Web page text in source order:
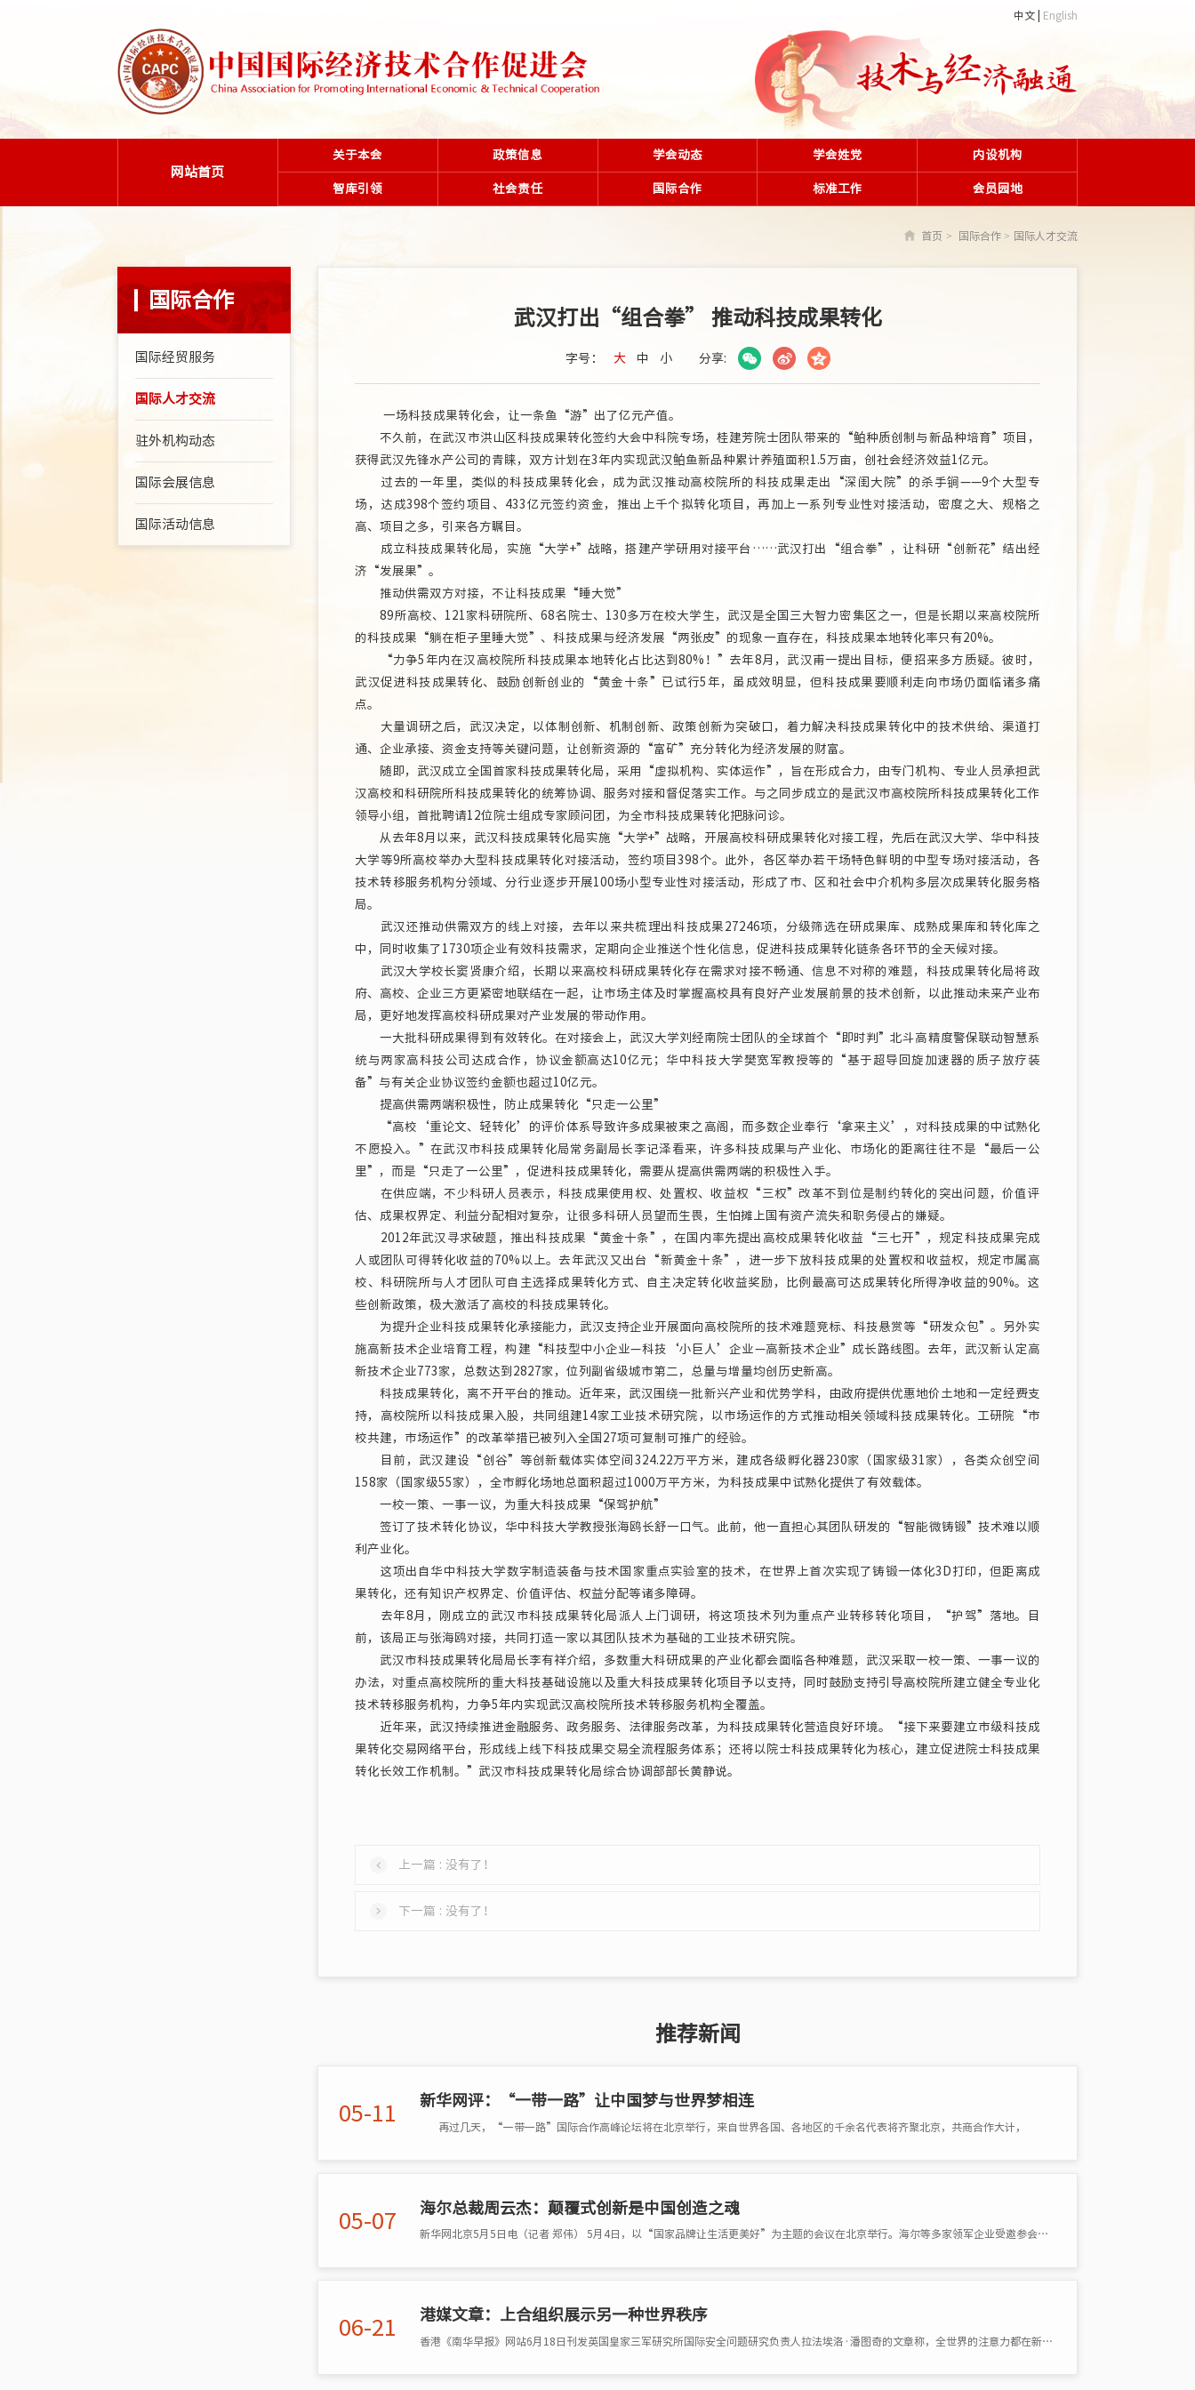
中文 English
网站首页
关于本会 政策信息 学会动态 学会姓党 内设机构
智库引领 社会责任 国际合作 标准工作 会员园地
首页 国际合作 国际人才交流
国际合作
国际经贸服务
国际人才交流
驻外机构动态
国际会展信息
国际活动信息
武汉打出“组合拳” 推动科技成果转化
字号： 大 中 小 分享:
一场科技成果转化会，让一条鱼“游”出了亿元产值。
不久前，在武汉市洪山区科技成果转化签约大会中科院专场，桂建芳院士团队带来的“鲌种质创制与新品种培育”项目，
获得武汉先锋水产公司的青睐，双方计划在3年内实现武汉鲌鱼新品种累计养殖面积1.5万亩，创社会经济效益1亿元。
过去的一年里，类似的科技成果转化会，成为武汉推动高校院所的科技成果走出“深闺大院”的杀手锏——9个大型专
场，达成398个签约项目、433亿元签约资金，推出上千个拟转化项目，再加上一系列专业性对接活动，密度之大、规格之
高、项目之多，引来各方瞩目。
成立科技成果转化局，实施“大学+”战略，搭建产学研用对接平台……武汉打出“组合拳”，让科研“创新花”结出经
济“发展果”。
推动供需双方对接，不让科技成果“睡大觉”
89所高校、121家科研院所、68名院士、130多万在校大学生，武汉是全国三大智力密集区之一，但是长期以来高校院所
的科技成果“躺在柜子里睡大觉”、科技成果与经济发展“两张皮”的现象一直存在，科技成果本地转化率只有20%。
“力争5年内在汉高校院所科技成果本地转化占比达到80%！”去年8月，武汉甫一提出目标，便招来多方质疑。彼时，
武汉促进科技成果转化、鼓励创新创业的“黄金十条”已试行5年，虽成效明显，但科技成果要顺利走向市场仍面临诸多痛
点。
大量调研之后，武汉决定，以体制创新、机制创新、政策创新为突破口，着力解决科技成果转化中的技术供给、渠道打
通、企业承接、资金支持等关键问题，让创新资源的“富矿”充分转化为经济发展的财富。
随即，武汉成立全国首家科技成果转化局，采用“虚拟机构、实体运作”，旨在形成合力，由专门机构、专业人员承担武
汉高校和科研院所科技成果转化的统筹协调、服务对接和督促落实工作。与之同步成立的是武汉市高校院所科技成果转化工作
领导小组，首批聘请12位院士组成专家顾问团，为全市科技成果转化把脉问诊。
从去年8月以来，武汉科技成果转化局实施“大学+”战略，开展高校科研成果转化对接工程，先后在武汉大学、华中科技
大学等9所高校举办大型科技成果转化对接活动，签约项目398个。此外，各区举办若干场特色鲜明的中型专场对接活动，各
技术转移服务机构分领域、分行业逐步开展100场小型专业性对接活动，形成了市、区和社会中介机构多层次成果转化服务格
局。
武汉还推动供需双方的线上对接，去年以来共梳理出科技成果27246项，分级筛选在研成果库、成熟成果库和转化库之
中，同时收集了1730项企业有效科技需求，定期向企业推送个性化信息，促进科技成果转化链条各环节的全天候对接。
武汉大学校长窦贤康介绍，长期以来高校科研成果转化存在需求对接不畅通、信息不对称的难题，科技成果转化局将政
府、高校、企业三方更紧密地联结在一起，让市场主体及时掌握高校具有良好产业发展前景的技术创新，以此推动未来产业布
局，更好地发挥高校科研成果对产业发展的带动作用。
一大批科研成果得到有效转化。在对接会上，武汉大学刘经南院士团队的全球首个“即时判”北斗高精度警保联动智慧系
统与两家高科技公司达成合作，协议金额高达10亿元；华中科技大学樊宽军教授等的“基于超导回旋加速器的质子放疗装
备”与有关企业协议签约金额也超过10亿元。
提高供需两端积极性，防止成果转化“只走一公里”
“高校‘重论文、轻转化’的评价体系导致许多成果被束之高阁，而多数企业奉行‘拿来主义’，对科技成果的中试熟化
不愿投入。”在武汉市科技成果转化局常务副局长李记泽看来，许多科技成果与产业化、市场化的距离往往不是“最后一公
里”，而是“只走了一公里”，促进科技成果转化，需要从提高供需两端的积极性入手。
在供应端，不少科研人员表示，科技成果使用权、处置权、收益权“三权”改革不到位是制约转化的突出问题，价值评
估、成果权界定、利益分配相对复杂，让很多科研人员望而生畏，生怕摊上国有资产流失和职务侵占的嫌疑。
2012年武汉寻求破题，推出科技成果“黄金十条”，在国内率先提出高校成果转化收益“三七开”，规定科技成果完成
人或团队可得转化收益的70%以上。去年武汉又出台“新黄金十条”，进一步下放科技成果的处置权和收益权，规定市属高
校、科研院所与人才团队可自主选择成果转化方式、自主决定转化收益奖励，比例最高可达成果转化所得净收益的90%。这
些创新政策，极大激活了高校的科技成果转化。
为提升企业科技成果转化承接能力，武汉支持企业开展面向高校院所的技术难题竞标、科技悬赏等“研发众包”。另外实
施高新技术企业培育工程，构建“科技型中小企业—科技‘小巨人’企业—高新技术企业”成长路线图。去年，武汉新认定高
新技术企业773家，总数达到2827家，位列副省级城市第二，总量与增量均创历史新高。
科技成果转化，离不开平台的推动。近年来，武汉围绕一批新兴产业和优势学科，由政府提供优惠地价土地和一定经费支
持，高校院所以科技成果入股，共同组建14家工业技术研究院，以市场运作的方式推动相关领域科技成果转化。工研院“市
校共建，市场运作”的改革举措已被列入全国27项可复制可推广的经验。
目前，武汉建设“创谷”等创新载体实体空间324.22万平方米，建成各级孵化器230家（国家级31家），各类众创空间
158家（国家级55家），全市孵化场地总面积超过1000万平方米，为科技成果中试熟化提供了有效载体。
一校一策、一事一议，为重大科技成果“保驾护航”
签订了技术转化协议，华中科技大学教授张海鸥长舒一口气。此前，他一直担心其团队研发的“智能微铸锻”技术难以顺
利产业化。
这项出自华中科技大学数字制造装备与技术国家重点实验室的技术，在世界上首次实现了铸锻一体化3D打印，但距离成
果转化，还有知识产权界定、价值评估、权益分配等诸多障碍。
去年8月，刚成立的武汉市科技成果转化局派人上门调研，将这项技术列为重点产业转移转化项目，“护驾”落地。目
前，该局正与张海鸥对接，共同打造一家以其团队技术为基础的工业技术研究院。
武汉市科技成果转化局局长李有祥介绍，多数重大科研成果的产业化都会面临各种难题，武汉采取一校一策、一事一议的
办法，对重点高校院所的重大科技基础设施以及重大科技成果转化项目予以支持，同时鼓励支持引导高校院所建立健全专业化
技术转移服务机构，力争5年内实现武汉高校院所技术转移服务机构全覆盖。
近年来，武汉持续推进金融服务、政务服务、法律服务改革，为科技成果转化营造良好环境。“接下来要建立市级科技成
果转化交易网络平台，形成线上线下科技成果交易全流程服务体系；还将以院士科技成果转化为核心，建立促进院士科技成果
转化长效工作机制。”武汉市科技成果转化局综合协调部部长黄静说。
上一篇 : 没有了！
下一篇 : 没有了！
推荐新闻
05-11
新华网评：“一带一路”让中国梦与世界梦相连
再过几天，“一带一路”国际合作高峰论坛将在北京举行，来自世界各国、各地区的千余名代表将齐聚北京，共商合作大计，
05-07
海尔总裁周云杰：颠覆式创新是中国创造之魂
新华网北京5月5日电（记者 郑伟） 5月4日，以“国家品牌让生活更美好”为主题的会议在北京举行。海尔等多家领军企业受邀参会，集体展示国家
06-21
港媒文章：上合组织展示另一种世界秩序
香港《南华早报》网站6月18日刊发英国皇家三军研究所国际安全问题研究负责人拉法埃洛·潘图奇的文章称，全世界的注意力都在新加坡和多伦多，